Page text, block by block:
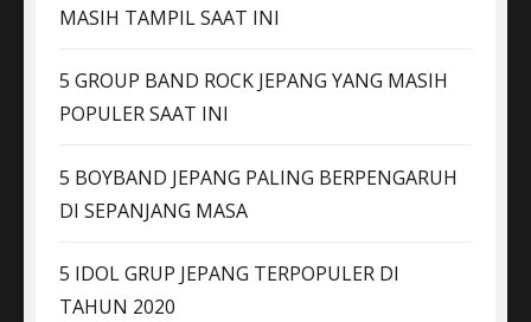
MASIH TAMPIL SAAT INI
5 GROUP BAND ROCK JEPANG YANG MASIH
POPULER SAAT INI
5 BOYBAND JEPANG PALING BERPENGARUH
DI SEPANJANG MASA
5 IDOL GRUP JEPANG TERPOPULER DI
TAHUN 2020